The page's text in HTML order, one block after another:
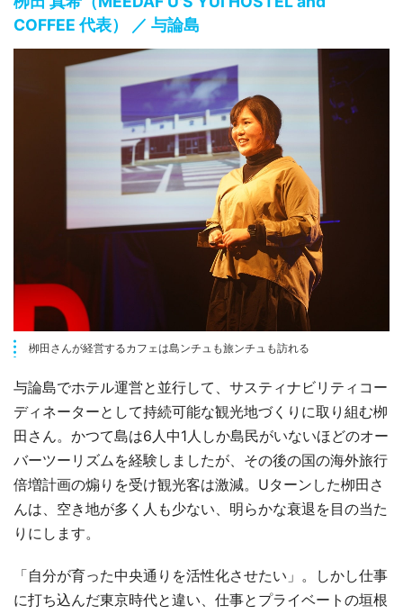
COFFEE 代表） ／ 与論島
栁田さんが経営するカフェは島ンチュも旅ンチュも訪れる
与論島でホテル運営と並行して、サスティナビリティコー
ディネーターとして持続可能な観光地づくりに取り組む栁
田さん。かつて島は6人中1人しか島民がいないほどのオー
バーツーリズムを経験しましたが、その後の国の海外旅行
倍増計画の煽りを受け観光客は激減。Uターンした栁田さ
んは、空き地が多く人も少ない、明らかな衰退を目の当た
りにします。
「自分が育った中央通りを活性化させたい」。しかし仕事
に打ち込んだ東京時代と違い、仕事とプライベートの垣根